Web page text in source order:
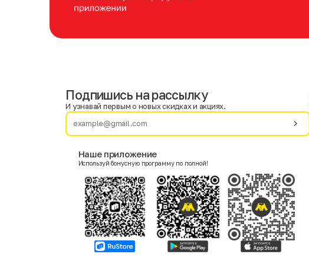
Фамилия
Женский
Согласие на получение чеков по электронной почте
Подпишись на рассылку
И узнавай первым о новых скидках и акциях.
Наше приложение
Используй бонусную программу по полной!